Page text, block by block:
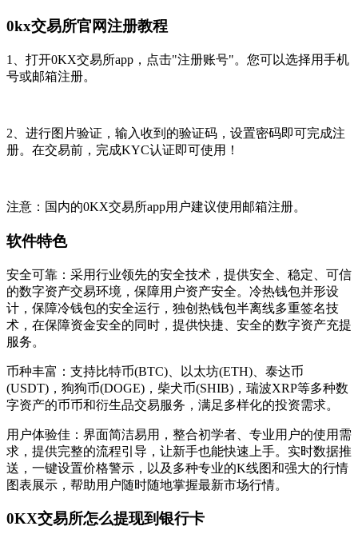
0kx交易所官网注册教程
1、打开0KX交易所app，点击"注册账号"。您可以选择用手机
号或邮箱注册。
2、进行图片验证，输入收到的验证码，设置密码即可完成注
册。在交易前，完成KYC认证即可使用！
注意：国内的0KX交易所app用户建议使用邮箱注册。
软件特色
安全可靠：采用行业领先的安全技术，提供安全、稳定、可信
的数字资产交易环境，保障用户资产安全。冷热钱包并形设
计，保障冷钱包的安全运行，独创热钱包半离线多重签名技
术，在保障资金安全的同时，提供快捷、安全的数字资产充提
服务。
币种丰富：支持比特币(BTC)、以太坊(ETH)、泰达币
(USDT)，狗狗币(DOGE)，柴犬币(SHIB)，瑞波XRP等多种数
字资产的币币和衍生品交易服务，满足多样化的投资需求。
用户体验佳：界面简洁易用，整合初学者、专业用户的使用需
求，提供完整的流程引导，让新手也能快速上手。实时数据推
送，一键设置价格警示，以及多种专业的K线图和强大的行情
图表展示，帮助用户随时随地掌握最新市场行情。
0KX交易所怎么提现到银行卡